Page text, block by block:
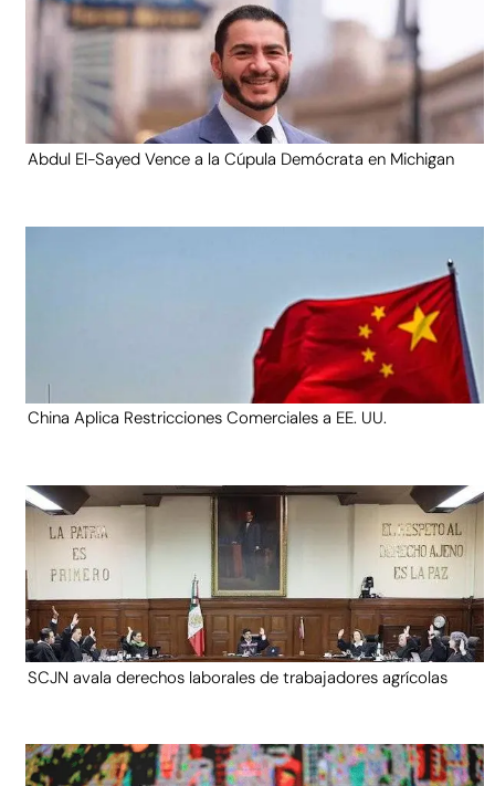
Abdul El-Sayed Vence a la Cúpula Demócrata en Michigan
China Aplica Restricciones Comerciales a EE. UU.
SCJN avala derechos laborales de trabajadores agrícolas